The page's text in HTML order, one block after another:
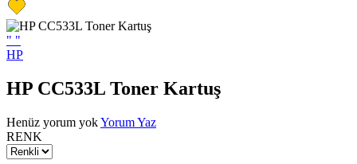
" "
HP
HP CC533L Toner Kartuş
Henüz yorum yokYorum Yaz
RENK